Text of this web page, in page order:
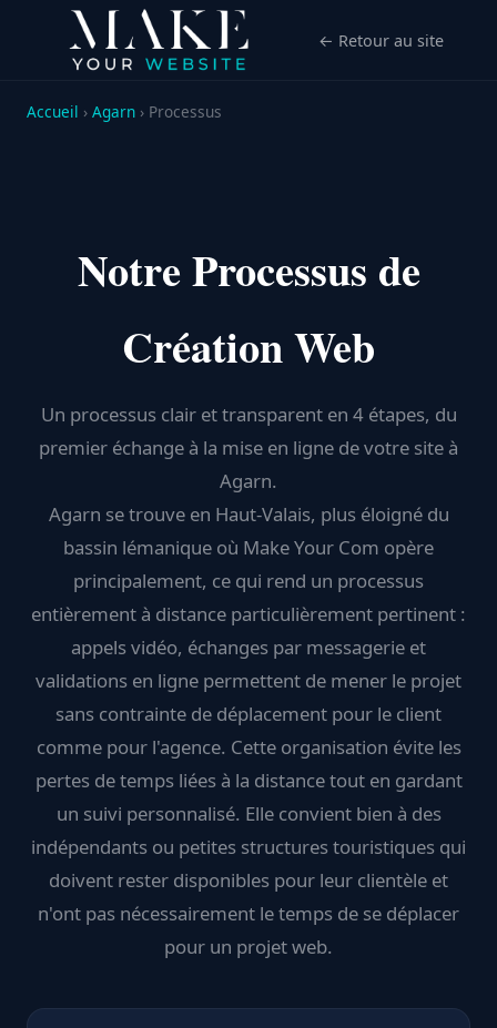
← Retour au site
Accueil › Agarn › Processus
Notre Processus de
Création Web
Un processus clair et transparent en 4 étapes, du
premier échange à la mise en ligne de votre site à
Agarn.
Agarn se trouve en Haut-Valais, plus éloigné du
bassin lémanique où Make Your Com opère
principalement, ce qui rend un processus
entièrement à distance particulièrement pertinent :
appels vidéo, échanges par messagerie et
validations en ligne permettent de mener le projet
sans contrainte de déplacement pour le client
comme pour l'agence. Cette organisation évite les
pertes de temps liées à la distance tout en gardant
un suivi personnalisé. Elle convient bien à des
indépendants ou petites structures touristiques qui
doivent rester disponibles pour leur clientèle et
n'ont pas nécessairement le temps de se déplacer
pour un projet web.